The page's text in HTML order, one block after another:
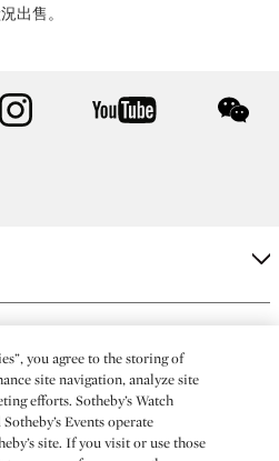
出售。
instagram youtube
you agree to the storing of
site navigation, analyze site
efforts. Sotheby’s Watch
Events operate
site. If you visit or use those